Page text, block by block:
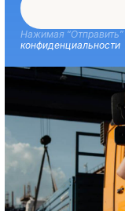
Нажимая
конфиденциальности